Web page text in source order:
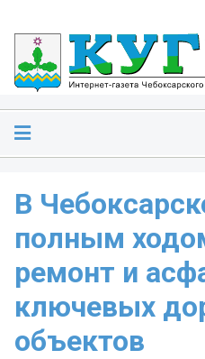
В
полным
ремонт и
ключевых
объектов